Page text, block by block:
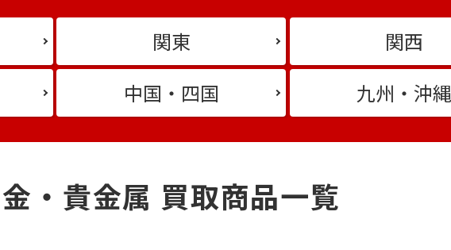
関東
関西
中国・四国 九州・沖縄
金・貴金属 買取商品一覧